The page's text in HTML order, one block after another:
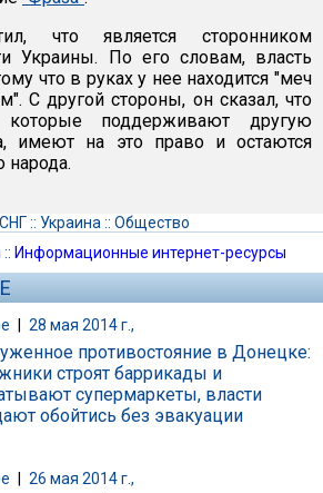
что является сторонником
Украины. По его словам, власть
что в руках у нее находится "меч
С другой стороны, он сказал, что
поддерживают другую
имеют на это право и остаются
народа.
СНГ:: Украина :: Общество
:: Информационные интернет-ресурсы
| 28 мая 2014 г.,
противостояние в Донецке:
строят баррикады и
супермаркеты, власти
обойтись без эвакуации
26 мая 2014 г.,